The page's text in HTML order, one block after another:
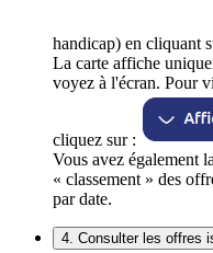
handicap) en cliquant
La carte affiche
voyez à l'écran. Pour
cliquez sur :
Vous avez également
« classement » des
par date.
4. Consulter les offres